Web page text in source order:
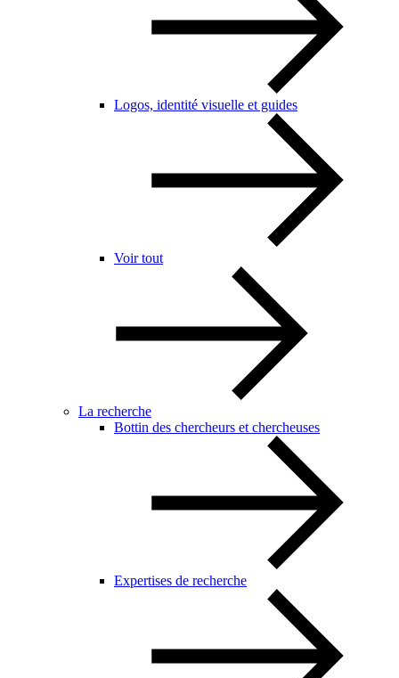
Logos, identité visuelle et guides
Voir tout
La recherche
Bottin des chercheurs et chercheuses
Expertises de recherche